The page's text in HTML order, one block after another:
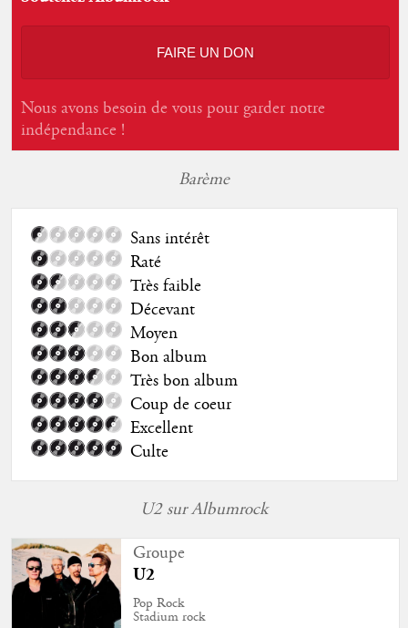
FAIRE UN DON
Nous avons besoin de vous pour garder notre
indépendance !
Barème
Sans intérêt
Raté
Très faible
Décevant
Moyen
Bon album
Très bon album
Coup de coeur
Excellent
Culte
U2 sur Albumrock
Groupe
U2
Pop Rock
Stadium rock